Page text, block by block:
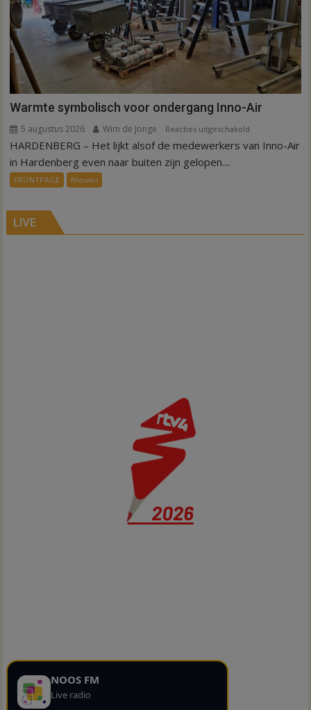
Sibculo
Warmte symbolisch voor ondergang Inno-Air
5 augustus 2026 Wim de Jonge Reacties uitgeschakeld
Warmte
HARDENBERG – Het lijkt alsof de medewerkers van Inno-Air
in Hardenberg even naar buiten zijn gelopen....
FRONTPAGE Nieuws
LIVE
NOOS FM
Live radio